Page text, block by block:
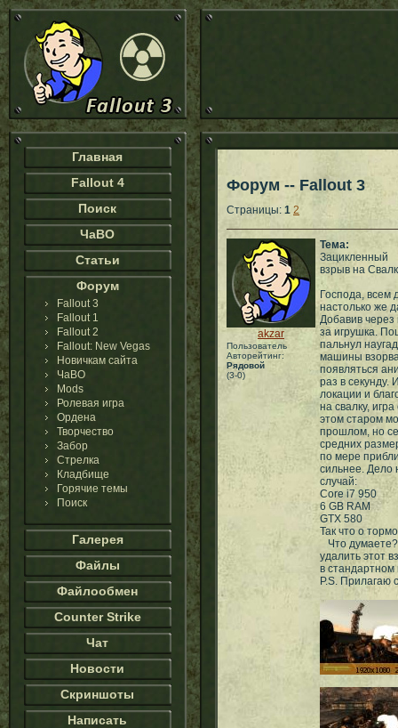
Главная
Fallout 4
Поиск
ЧаВО
Статьи
Форум
Fallout 3
Fallout 1
Fallout 2
Fallout: New Vegas
Новичкам сайта
ЧаВО
Mods
Ролевая игра
Ордена
Творчество
Забор
Стрелка
Кладбище
Горячие темы
Поиск
Галерея
Файлы
Файлообмен
Counter Strike
Чат
Новости
Скриншоты
Написать
Форум -- Fallout 3
Страницы: 1 2
akzar
Пользователь
Авторейтинг:
Рядовой
(3-0)
Тема:
Зацикленный
взрыв на
Господа, всем
настолько же
Добавив через
за игрушка.
пальнул
машины
появляться
раз в секунду.
локации и
на свалку,
этом старом
прошлом, но
средних
по мере
сильнее. Дело
случай:
Core i7 950
6 GB RAM
GTX 580
Так что о
Что
удалить этот
в стандартном
P.S. Прилагаю